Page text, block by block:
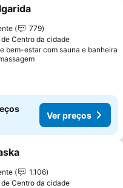
aos favoritos
779
Centro da cidade
bem-estar com sauna e banheira
Ver preços
aos favoritos
1.106
Centro da cidade